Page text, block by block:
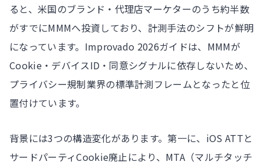
ると、米国のブランド・代理店マーケターのうち約半数
がすでにMMMへ投資しており、計測手法のシフトが鮮明
になっています。Improvado 2026ガイドは、MMMが
Cookie・デバイスID・同意シグナルに依存しないため、
プライバシー規制業界の標準計測フレームとなったと位
置付けています。
背景には3つの構造変化があります。第一に、iOS ATTと
サードパーティCookie廃止により、MTA（マルチタッチ